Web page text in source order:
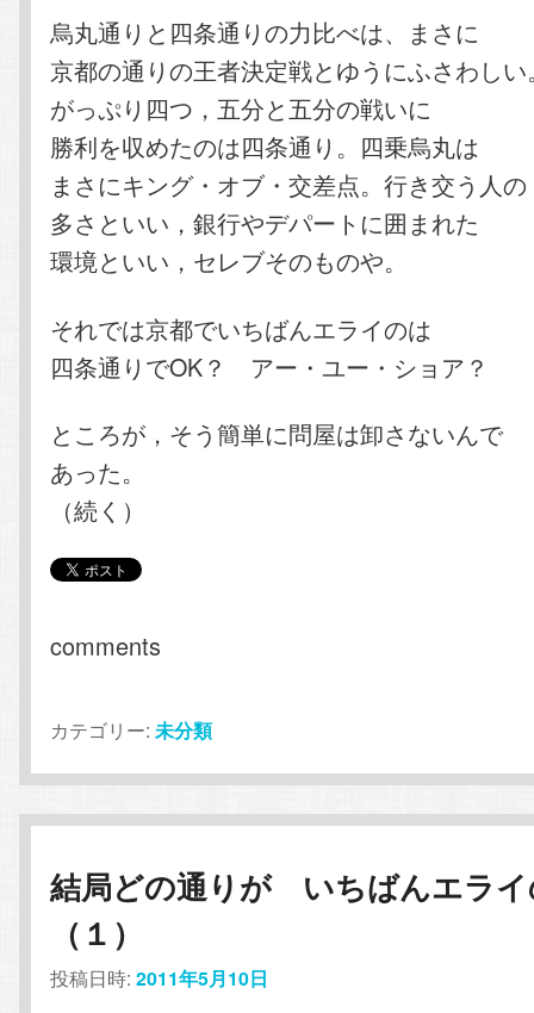
烏丸通りと四条通りの力比べは、まさに
京都の通りの王者決定戦とゆうにふさわしい
がっぷり四つ，五分と五分の戦いに
勝利を収めたのは四条通り。四乗烏丸は
まさにキング・オブ・交差点。行き交う人の
多さといい，銀行やデパートに囲まれた
環境といい，セレブそのものや。
それでは京都でいちばんエライのは
四条通りでOK？ アー・ユー・ショア？
ところが，そう簡単に問屋は卸さないんで
あった。
（続く）
comments
カテゴリー: 未分類
結局どの通りが いちばんエラ
（１）
投稿日時:2011年5月10日